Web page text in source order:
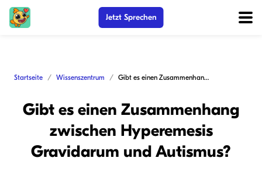
Jetzt Sprechen
Startseite Wissenszentrum Gibt es einen Zusammenhang zwischen Hyperemesis Gravidarum und Autismus?
Gibt es einen Zusammenhang
zwischen Hyperemesis
Gravidarum und Autismus?